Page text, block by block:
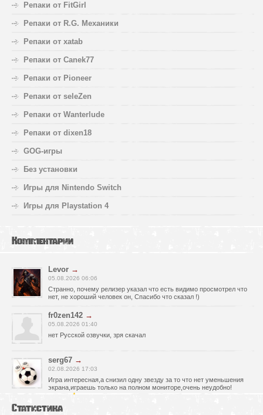
Репаки от FitGirl
Репаки от R.G. Механики
Репаки от xatab
Репаки от Canek77
Репаки от Pioneer
Репаки от seleZen
Репаки от Wanterlude
Репаки от dixen18
GOG-игры
Без установки
Игры для Nintendo Switch
Игры для Playstation 4
Комментарии
Levor →
05.08.2026 06:06
Странно, почему релизер указал что есть видимо просмотрел что
нет, не хороший человек он, Спасибо что сказал !)
fr0zen142 →
05.08.2026 01:40
нет Русской озвучки, зря скачал
serg67 →
02.08.2026 17:03
Игра интересная,а снизил одну звезду за то что нет уменьшения
экрана,играешь только на полном мониторе,очень неудобно!
Статистика